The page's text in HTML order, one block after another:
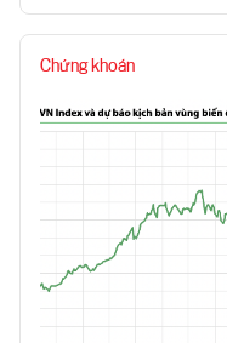
Chứng khoán